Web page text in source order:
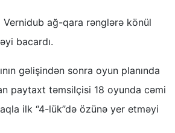
Vernidub ağ-qara rənglərə könül
bacardı.
gəlişindən sonra oyun planında
paytaxt təmsilçisi 18 oyunda cəmi
ilk “4-lük”də özünə yer etməyi